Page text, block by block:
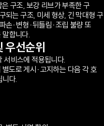
구조, 보강 리브가 부족한 구
되는 구조, 미세 형상, 긴 막대형 구
손·변형·뒤틀림·조립 불량 또
합니다.
우선순위
비스에 적용됩니다.
도로 게시·고지하는 다음 각 호
니다.